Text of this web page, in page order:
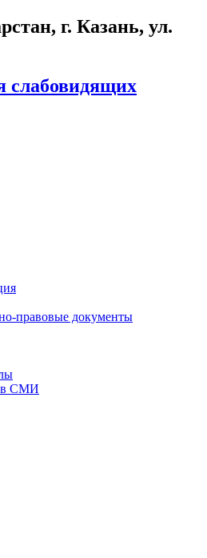
г. Казань, ул.
слабовидящих
правовые документы
СМИ